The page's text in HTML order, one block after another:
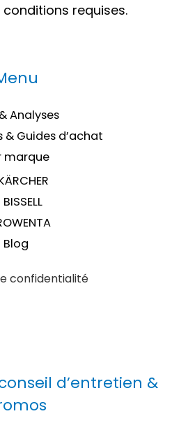
requises.
Analyses
Guides d’achat
marque
BISSELL
Blog
confidentialité
d’entretien &